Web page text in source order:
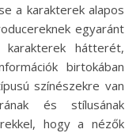
a karakterek alapos
egyaránt
hátterét,
birtokában
színészekre van
és stílusának
hogy a nézők